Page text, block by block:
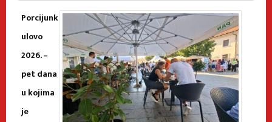
Porcijunk
ulovo
2026. –
pet dana
u kojima
je